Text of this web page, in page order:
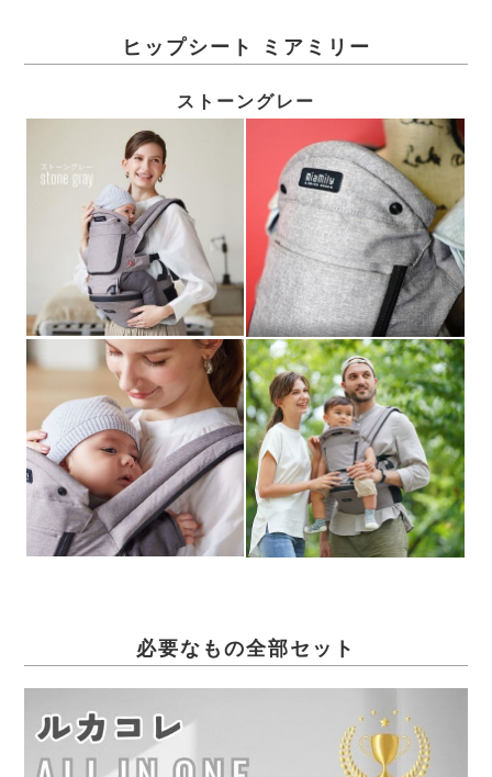
ヒップシート ミアミリー
ストーングレー
必要なもの全部セット